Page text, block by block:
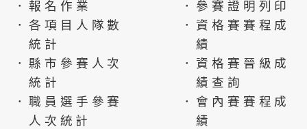
．報名作業
．各項目人隊數
統計
．縣市參賽人次
統計
．職員選手參賽
人次統計
．參賽證明列印
．資格賽賽程成
績
．資格賽晉級成
績查詢
．會內賽賽程成
績